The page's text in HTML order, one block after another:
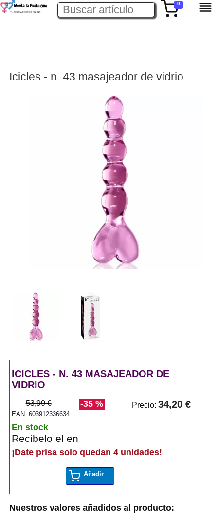
0
Icicles - n. 43 masajeador de vidrio
ICICLES - N. 43 MASAJEADOR DE
VIDRIO
Precio:34,20 €
-35 %
53,99 €
EAN: 603912336634
En stock
Recibelo el en
¡Date prisa solo quedan 4 unidades!
Añadir
Nuestros valores añadidos al producto: